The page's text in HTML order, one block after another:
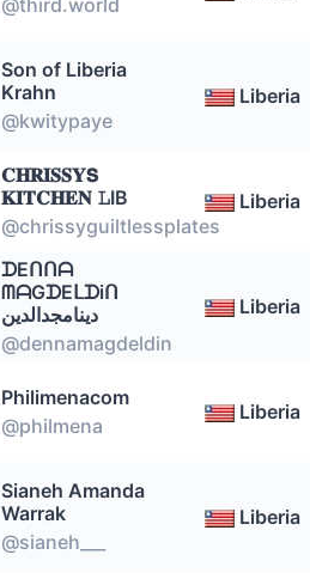
Son of Liberia
Krahn
@kwitypaye
Liberia
𝐂𝐇𝐑𝐈𝐒𝐒𝐘𝗦
𝐊𝐈𝐓𝐂𝐇𝐄𝐍 𝙻IB
@chrissyguiltlessplates
Liberia
ᗪEᑎᑎᗩ
ᗰᗩGᗪEᒪᗪiᑎ
دينامجدالدين
@dennamagdeldin
Liberia
Philimenacom
@philmena
Liberia
Sianeh Amanda
Warrak
@sianeh___
Liberia